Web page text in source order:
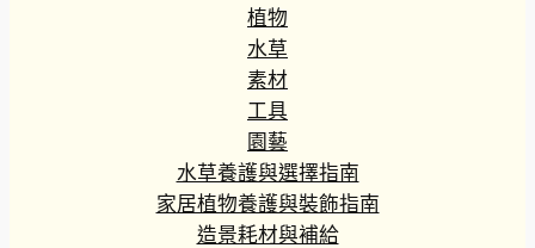
植物
水草
素材
工具
園藝
水草養護與選擇指南
家居植物養護與裝飾指南
造景耗材與補給